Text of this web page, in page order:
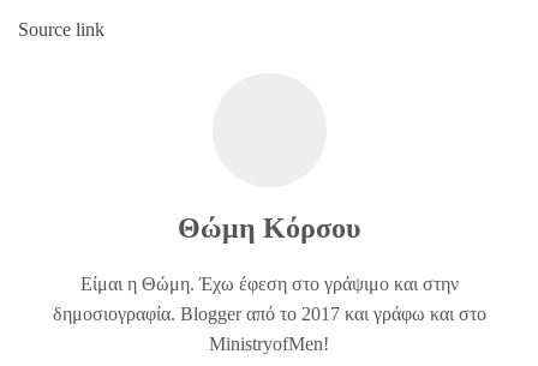
Source link
Θώμη Κόρσου
Είμαι η Θώμη. Έχω έφεση στο γράψιμο και στην
δημοσιογραφία. Blogger από το 2017 και γράφω και στο
MinistryofMen!